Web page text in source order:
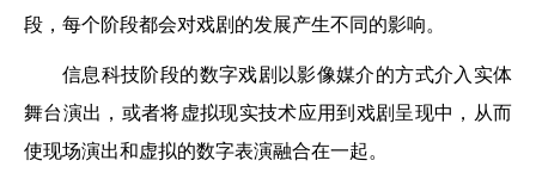
段，每个阶段都会对戏剧的发展产生不同的影响。
信息科技阶段的数字戏剧以影像媒介的方式介入实体
舞台演出，或者将虚拟现实技术应用到戏剧呈现中，从而
使现场演出和虚拟的数字表演融合在一起。